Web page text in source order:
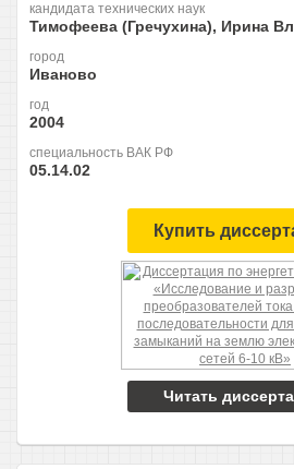
кандидата технических наук
Тимофеева (Гречухина), Ирина
город
Иваново
год
2004
специальность ВАК РФ
05.14.02
Купить
Читать